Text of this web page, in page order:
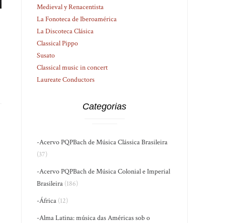
Medieval y Renacentista
La Fonoteca de Iberoamérica
La Discoteca Clásica
Classical Pippo
Susato
Classical music in concert
Laureate Conductors
Categorias
-Acervo PQPBach de Música Clássica Brasileira
(37)
-Acervo PQPBach de Música Colonial e Imperial
Brasileira (186)
-África (12)
-Alma Latina: música das Américas sob o